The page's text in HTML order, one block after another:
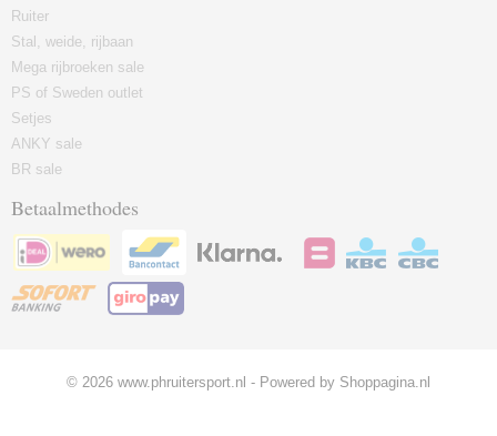
Ruiter
Stal, weide, rijbaan
Mega rijbroeken sale
PS of Sweden outlet
Setjes
ANKY sale
BR sale
Betaalmethodes
© 2026 www.phruitersport.nl - Powered by Shoppagina.nl